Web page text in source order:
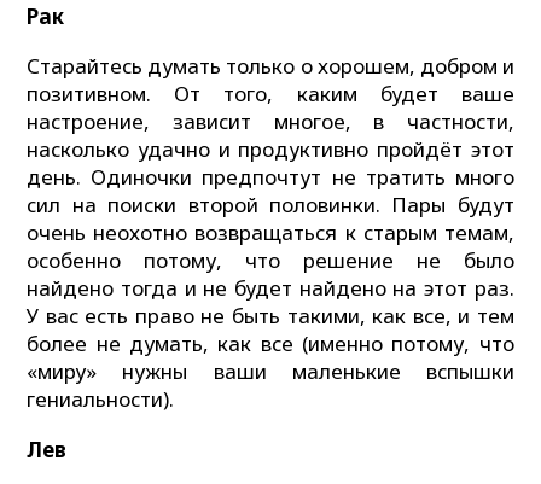
Рак
Старайтесь думать только о хорошем, добром и
позитивном. От того, каким будет ваше
настроение, зависит многое, в частности,
насколько удачно и продуктивно пройдёт этот
день. Одиночки предпочтут не тратить много
сил на поиски второй половинки. Пары будут
очень неохотно возвращаться к старым темам,
особенно потому, что решение не было
найдено тогда и не будет найдено на этот раз.
У вас есть право не быть такими, как все, и тем
более не думать, как все (именно потому, что
«миру» нужны ваши маленькие вспышки
гениальности).
Лев